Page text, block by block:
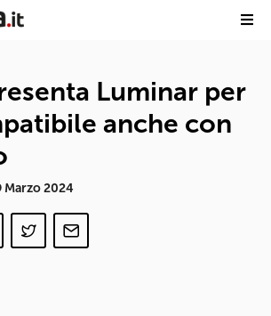
Luminar per
anche con
Marzo 2024